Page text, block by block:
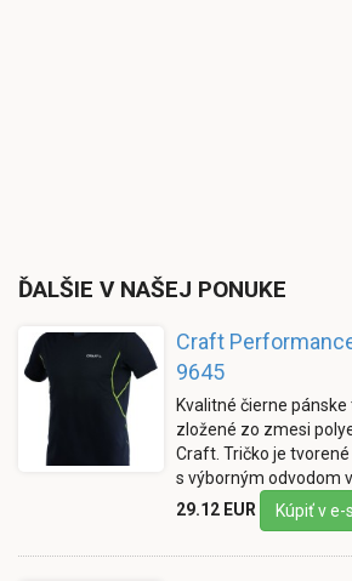
ĎALŠIE V NAŠEJ PONUKE
Craft
9645
Kvalitné čierne
zložené zo zmesi
Craft. Tričko je
s výborným odvodom
29.12 EUR
Kúpiť v e-